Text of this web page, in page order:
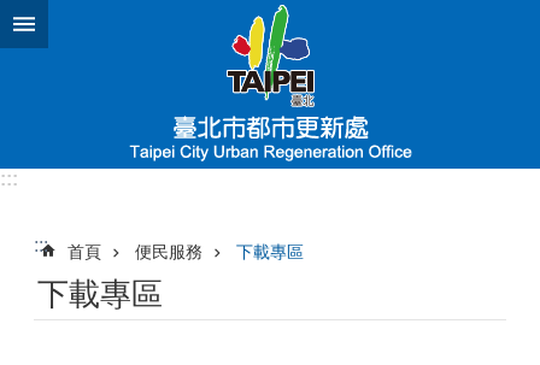
跳到主要內容區塊
:::
::: 首頁 便民服務 下載專區
下載專區